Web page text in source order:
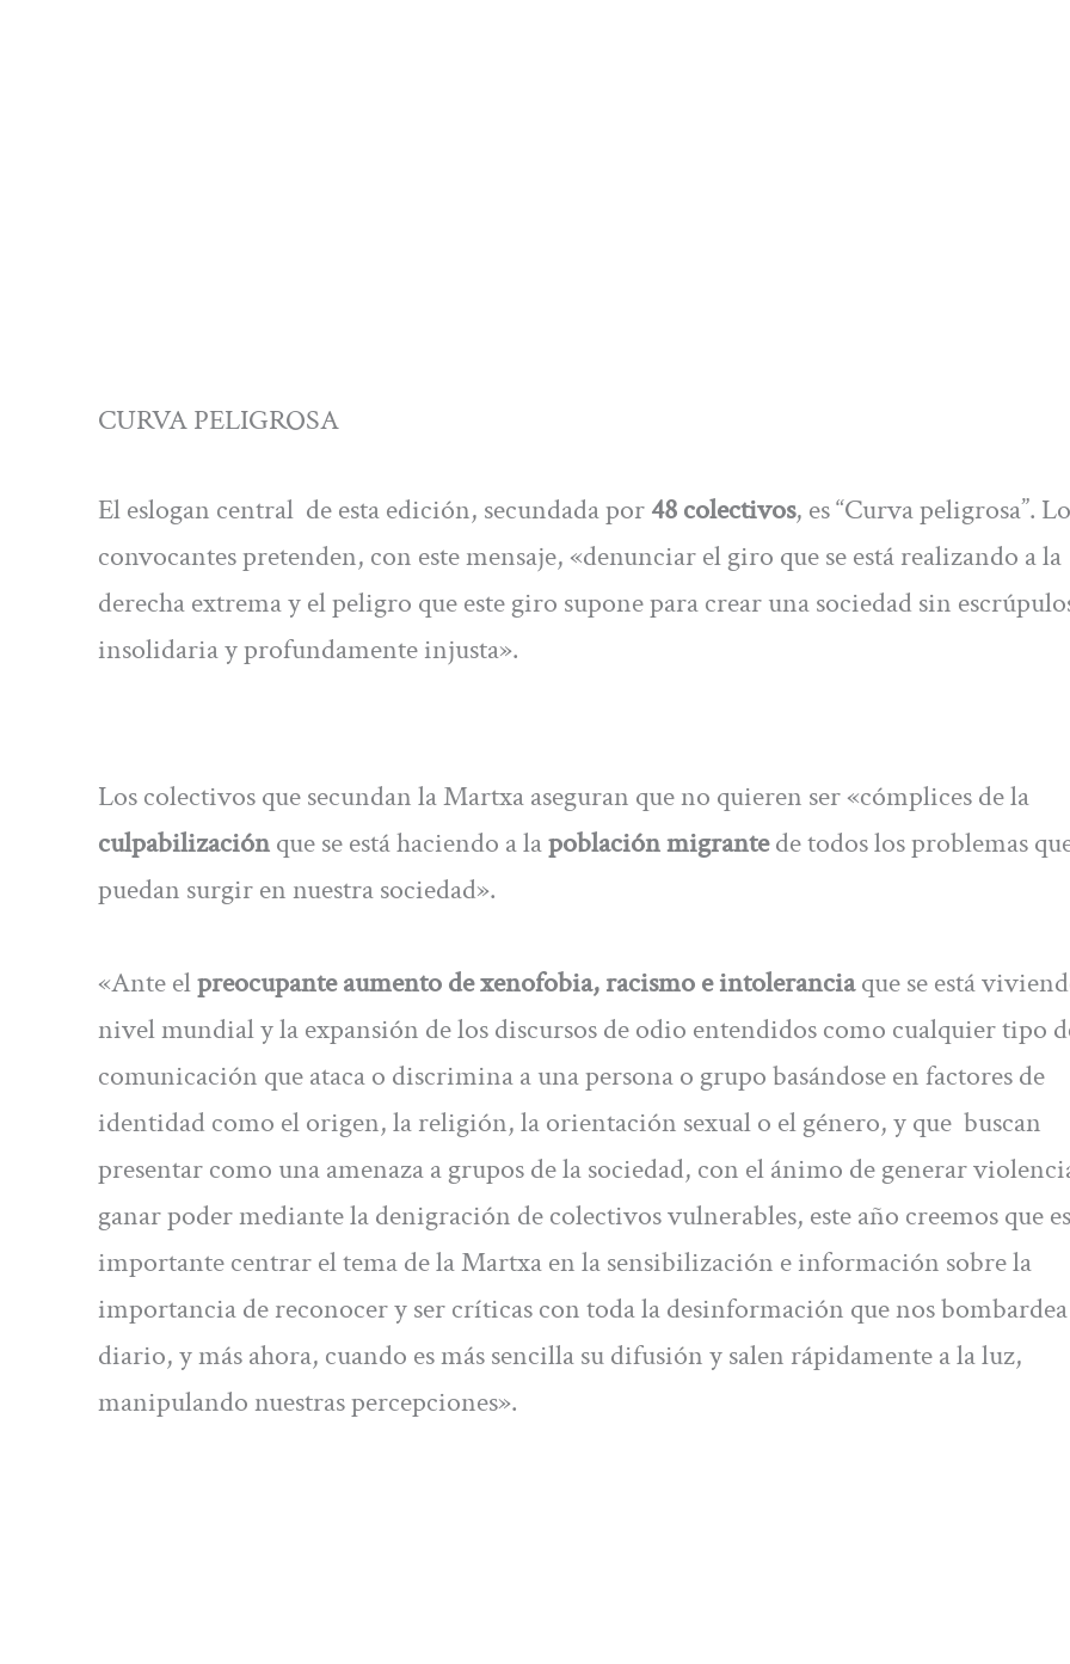
CURVA PELIGROSA
El eslogan central de esta edición, secundada por48 colectivos, es “Curva peligrosa”.
convocantes pretenden, con este mensaje, «denunciar el giro que se está realizando a la
derecha extrema y el peligro que este giro supone para crear una sociedad sin
insolidaria y profundamente injusta».
Los colectivos que secundan la Martxa aseguran que no quieren ser «cómplices de la
culpabilizaciónque se está haciendo a lapoblación migrantede todos los problemas
puedan surgir en nuestra sociedad».
«Ante elpreocupante aumento de xenofobia, racismo e intoleranciaque se está
nivel mundial y la expansión de los discursos de odio entendidos como cualquier tipo
comunicación que ataca o discrimina a una persona o grupo basándose en factores de
identidad como el origen, la religión, la orientación sexual o el género, y que buscan
presentar como una amenaza a grupos de la sociedad, con el ánimo de generar
ganar poder mediante la denigración de colectivos vulnerables, este año creemos que es
importante centrar el tema de la Martxa en la sensibilización e información sobre la
importancia de reconocer y ser críticas con toda la desinformación que nos
diario, y más ahora, cuando es más sencilla su difusión y salen rápidamente a la luz,
manipulando nuestras percepciones».